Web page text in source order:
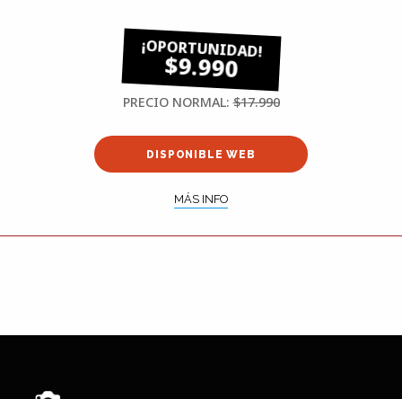
$9.990
PRECIO NORMAL:$17.990
DISPONIBLE WEB
MÁS INFO